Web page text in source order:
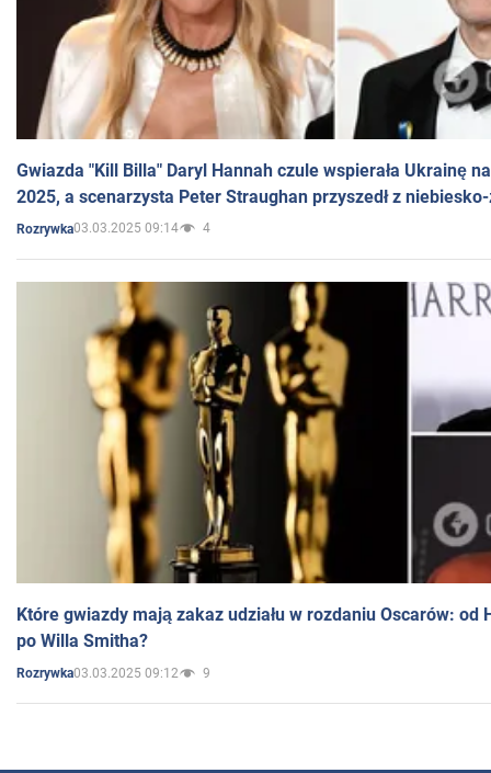
Gwiazda "Kill Billa" Daryl Hannah czule wspierała Ukrainę
2025, a scenarzysta Peter Straughan przyszedł z
Rozrywka03.03.2025 09:14 4
Które gwiazdy mają zakaz udziału w rozdaniu Oscarów: od
po Willa Smitha?
Rozrywka03.03.2025 09:12 9